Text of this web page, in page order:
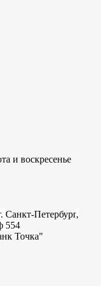
и воскресенье
Санкт-Петербург,
554
Точка"